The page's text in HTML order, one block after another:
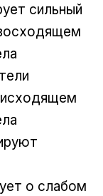
сильный
о слабом